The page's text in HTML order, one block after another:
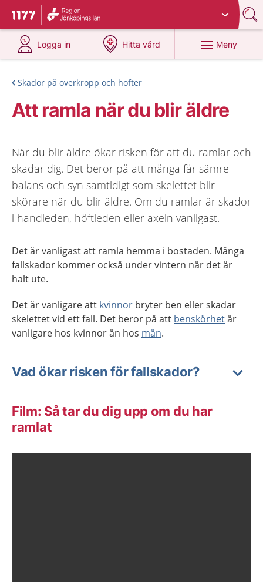
Till startsidan för 1177
Du har valt region
Logga in
på 1177.se
Hitta vård
på 1177.se
Meny
Skador på överkropp och höfter
Att ramla när du blir äldre
När du blir äldre ökar risken för att du ramlar och
skadar dig. Det beror på att många får sämre
balans och syn samtidigt som skelettet blir
skörare när du blir äldre. Om du ramlar är skador
i handleden, höftleden eller axeln vanligast.
Det är vanligast att ramla hemma i bostaden. Många
fallskador kommer också under vintern när det är
halt ute.
Det är vanligare att kvinnor bryter ben eller skadar
skelettet vid ett fall. Det beror på att benskörhetär
vanligare hos kvinnor än hos män.
Vad ökar risken för fallskador?
Film: Så tar du dig upp om du har
ramlat